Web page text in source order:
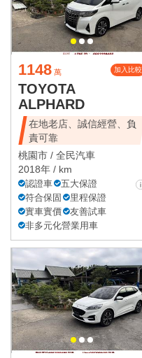
1148 萬 加入比較
TOYOTA
ALPHARD
在地老店、誠信經營、負
責可靠
桃園市 / 全民汽車
2018年 / km
認證車
五大保證
符合保固
里程保證
實車實價
友善試車
非多元化營業用車